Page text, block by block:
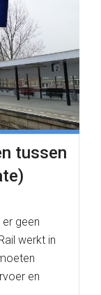
tussen
geen
werkt in
en